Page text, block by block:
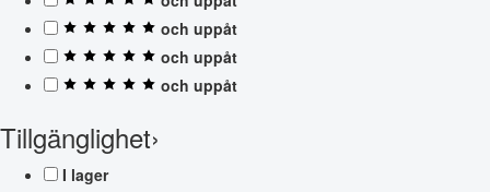
och uppåt
och uppåt
och uppåt
Tillgänglighet›
I lager